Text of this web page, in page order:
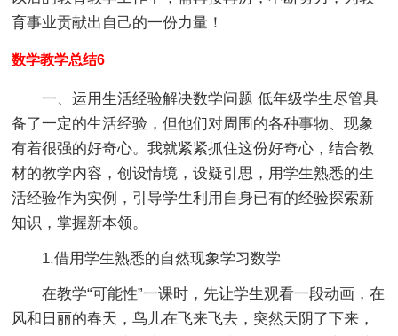
育事业贡献出自己的一份力量！
数学教学总结6
一、运用生活经验解决数学问题 低年级学生尽管具
备了一定的生活经验，但他们对周围的各种事物、现象
有着很强的好奇心。我就紧紧抓住这份好奇心，结合教
材的教学内容，创设情境，设疑引思，用学生熟悉的生
活经验作为实例，引导学生利用自身已有的经验探索新
知识，掌握新本领。
1.借用学生熟悉的自然现象学习数学
在教学“可能性”一课时，先让学生观看一段动画，在
风和日丽的春天，鸟儿在飞来飞去，突然天阴了下来，